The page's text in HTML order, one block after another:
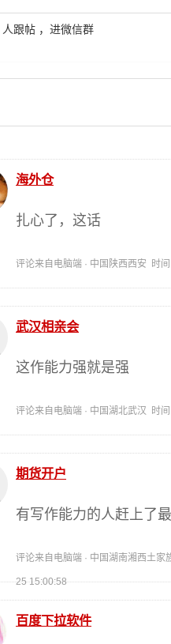
人跟帖 ， 进微信群
海外仓
扎心了，这话
评论来自电脑端 · 中国陕西西安 时
武汉相亲会
这作能力强就是强
评论来自电脑端 · 中国湖北武汉 时
期货开户
有写作能力的人赶上了
评论来自电脑端 · 中国湖南湘西土
25 15:00:58
百度下拉软件